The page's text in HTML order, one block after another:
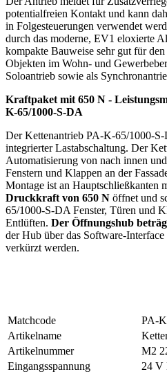
potentialfreien Kontakt und kann
in Folgesteuerungen verwendet
durch das moderne, EV1 eloxierte
kompakte Bauweise sehr gut für
Objekten im Wohn- und
Soloantrieb sowie als
Kraftpaket mit 650 N -
K-65/1000-S-DA
Der Kettenantrieb PA-K-65/1000-
integrierter Lastabschaltung. Der
Automatisierung von nach innen
Fenstern und Klappen an der
Montage ist an Hauptschließkanten
Druckkraft von 650 N öffnet und
65/1000-S-DA Fenster, Türen und
Entlüften. Der Öffnungshub
der Hub über das Software-
verkürzt werden.
Matchcode
PA-
Artikelname
Artikelnummer
M2
Eingangsspannung
24 V